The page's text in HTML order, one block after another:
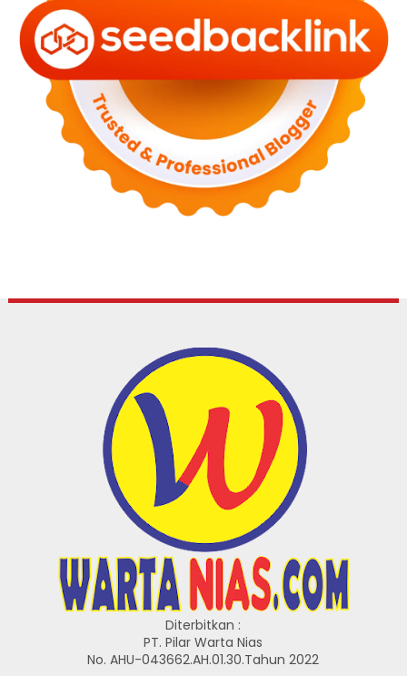
Diterbitkan :
PT. Pilar Warta Nias
No. AHU-043662.AH.01.30.Tahun 2022